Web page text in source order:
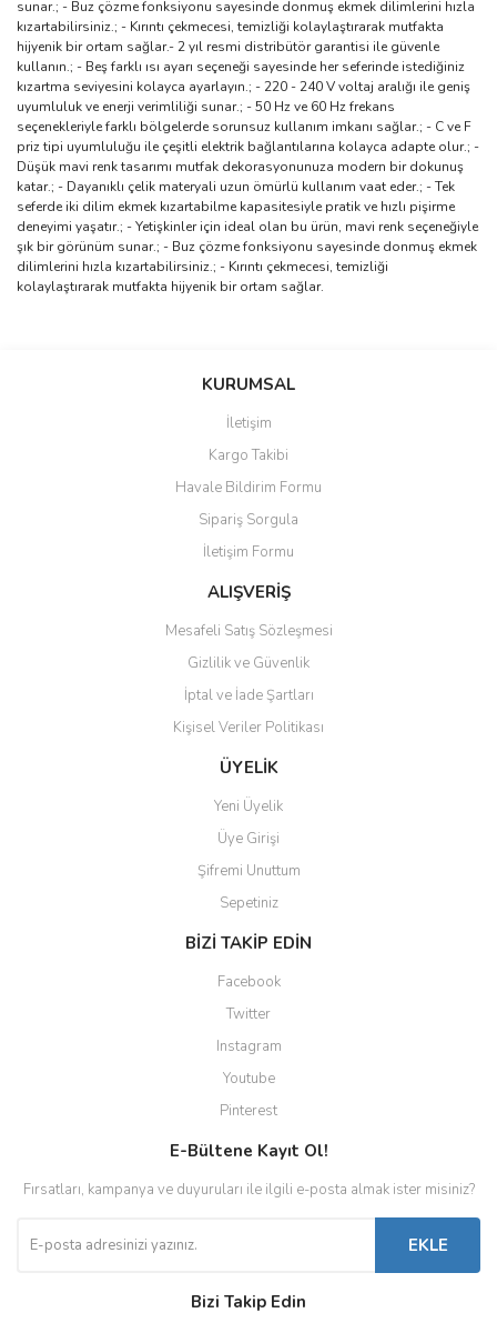
sunar.; - Buz çözme fonksiyonu sayesinde donmuş ekmek dilimlerini hızla
kızartabilirsiniz.; - Kırıntı çekmecesi, temizliği kolaylaştırarak mutfakta
hijyenik bir ortam sağlar.- 2 yıl resmi distribütör garantisi ile güvenle
kullanın.; - Beş farklı ısı ayarı seçeneği sayesinde her seferinde istediğiniz
kızartma seviyesini kolayca ayarlayın.; - 220 - 240 V voltaj aralığı ile geniş
uyumluluk ve enerji verimliliği sunar.; - 50 Hz ve 60 Hz frekans
seçenekleriyle farklı bölgelerde sorunsuz kullanım imkanı sağlar.; - C ve F
priz tipi uyumluluğu ile çeşitli elektrik bağlantılarına kolayca adapte olur.; -
Düşük mavi renk tasarımı mutfak dekorasyonunuza modern bir dokunuş
katar.; - Dayanıklı çelik materyali uzun ömürlü kullanım vaat eder.; - Tek
seferde iki dilim ekmek kızartabilme kapasitesiyle pratik ve hızlı pişirme
deneyimi yaşatır.; - Yetişkinler için ideal olan bu ürün, mavi renk seçeneğiyle
şık bir görünüm sunar.; - Buz çözme fonksiyonu sayesinde donmuş ekmek
dilimlerini hızla kızartabilirsiniz.; - Kırıntı çekmecesi, temizliği
kolaylaştırarak mutfakta hijyenik bir ortam sağlar.
Bu ürüne ilk yorumu siz yapın!
Ürün resmi kalitesiz, bozuk veya görüntülenemiyor.
Ürün açıklamasında eksik bilgiler bulunuyor.
Ürün bilgilerinde hatalar bulunuyor.
Ürün fiyatı diğer sitelerden daha pahalı.
Bu ürüne benzer farklı alternatifler olmalı.
Gönder
KURUMSAL
İletişim
Kargo Takibi
Havale Bildirim Formu
Sipariş Sorgula
İletişim Formu
ALIŞVERİŞ
Mesafeli Satış Sözleşmesi
Gizlilik ve Güvenlik
İptal ve İade Şartları
Kişisel Veriler Politikası
ÜYELİK
Yeni Üyelik
Üye Girişi
Şifremi Unuttum
Sepetiniz
BİZİ TAKİP EDİN
Facebook
Twitter
Instagram
Youtube
Pinterest
E-Bültene Kayıt Ol!
Fırsatları, kampanya ve duyuruları ile ilgili e-posta almak ister misiniz?
EKLE
Bizi Takip Edin